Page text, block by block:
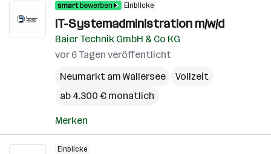
Einblicke
IT-Systemadministration m/w/d
Baier Technik GmbH & Co KG
vor 6 Tagen veröffentlicht
Neumarkt am Wallersee
Vollzeit
ab 4.300 € monatlich
Merken
Einblicke